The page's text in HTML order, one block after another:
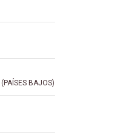
BAJOS)